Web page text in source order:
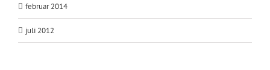
februar 2014
juli 2012